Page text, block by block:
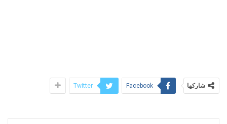
شاركها Facebook
Twitter